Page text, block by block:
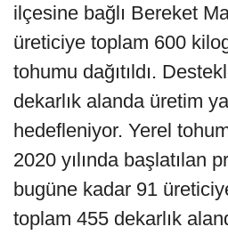
ilçesine bağlı Bereket
üreticiye toplam 600
tohumu dağıtıldı.
dekarlık alanda üretim
hedefleniyor. Yerel
2020 yılında başlatılan
bugüne kadar 91
toplam 455 dekarlık